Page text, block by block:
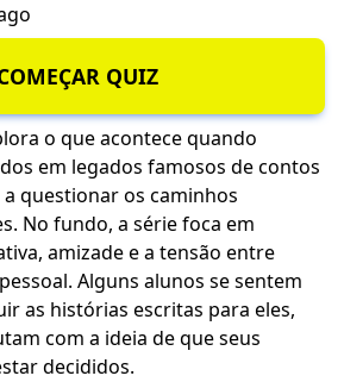
QUIZ
o que acontece quando
em legados famosos de contos
questionar os caminhos
No fundo, a série foca em
amizade e a tensão entre
Alguns alunos se sentem
as histórias escritas para eles,
com a ideia de que seus
decididos.